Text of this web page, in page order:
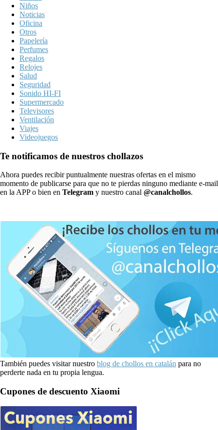
Niños
Noticias
Oficina
Otros
Papelería
Perfumes
Regalos
Relojes
Salud
Seguridad
Sonido HI-FI
Supermercado
Televisores
Ventilación
Viajes
Videojuegos
Te notificamos de nuestros chollazos
Ahora puedes recibir puntualmente nuestras ofertas en el mismo
momento de publicarse para que no te pierdas ninguno mediante e-mail
en la APP o bien en Telegram y nuestro canal @canalchollos.
También puedes visitar nuestro blog de chollos en catalán para no
perderte nada en tu propia lengua.
Cupones de descuento Xiaomi